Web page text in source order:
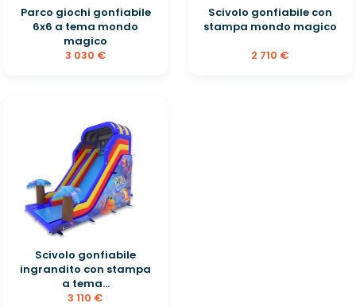
Parco giochi gonfiabile
6x6 a tema mondo
magico
3 030 €
Scivolo gonfiabile con
stampa mondo magico
2 710 €
Scivolo gonfiabile
ingrandito con stampa
a tema...
3 110 €